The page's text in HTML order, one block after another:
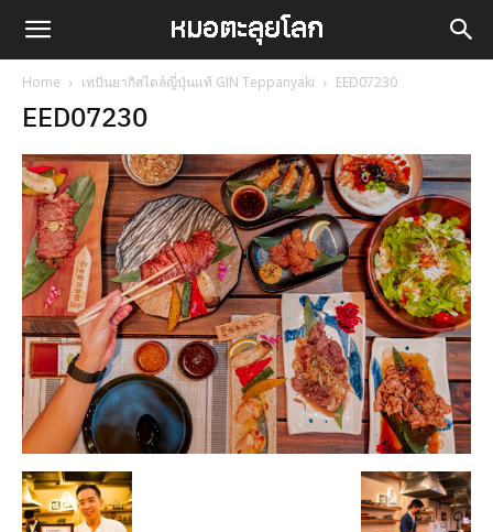
Home เทปันยากิสไตล์ญี่ปุ่นแท้ GIN Teppanyaki EED07230
EED07230